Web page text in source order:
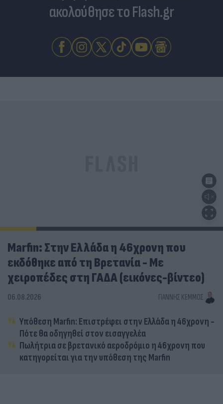
ακολούθησε το Flash.gr
Marfin: Στην Ελλάδα η 46χρονη που
εκδόθηκε από τη Βρετανία - Με
χειροπέδες στη ΓΑΔΑ (εικόνες-βίντεο)
06.08.2026 ΓΙΆΝΝΗΣ ΚΈΜΜΟΣ
Υπόθεση Marfin: Επιστρέφει στην Ελλάδα η 46χρονη -
Πότε θα οδηγηθεί στον εισαγγελέα
Πωλήτρια σε βρετανικό αεροδρόμιο η 46χρονη που
κατηγορείται για την υπόθεση της Marfin